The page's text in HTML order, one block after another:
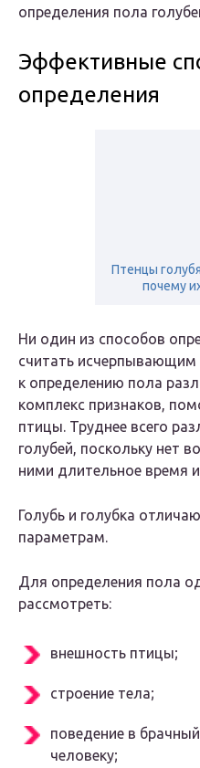
определения пола
Эффективные
определения
Птенцы
почему
Ни один из способов
считать
к определению пола
комплекс признаков,
птицы. Труднее всего
голубей, поскольку нет
ними длительное время
Голубь и голубка
параметрам.
Для определения пола
рассмотреть:
внешность птицы;
строение тела;
поведение в
человеку;